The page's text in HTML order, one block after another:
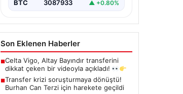
BTC 3087933 ▲ +0.80%
Son Eklenen Haberler
■Celta Vigo, Altay Bayındır transferini
dikkat çeken bir videoyla açıkladı!
■Transfer krizi soruşturmaya dönüştü!
Burhan Can Terzi için harekete geçildi